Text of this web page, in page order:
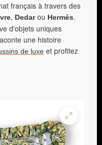
français à travers des
, Dedarou Hermès.
d'objets uniques
une histoire
de luxe et profitez